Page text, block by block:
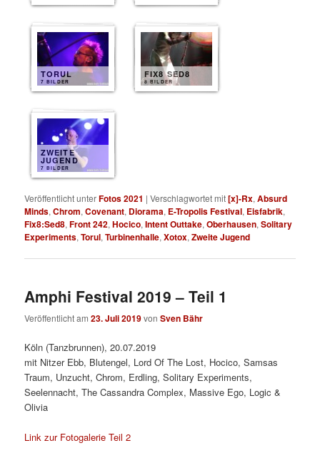
TORUL
7 BILDER
FIX8 SED8
8 BILDER
ZWEITE
JUGEND
7 BILDER
Veröffentlicht unterFotos 2021 |Verschlagwortet mit[x]-Rx,Absurd
Minds,Chrom,Covenant, Diorama, E-Tropolis Festival, Eisfabrik,
Fix8:Sed8,Front 242,Hocico,Intent Outtake,Oberhausen,Solitary
Experiments,Torul,Turbinenhalle,Xotox,Zweite Jugend
Amphi Festival 2019 – Teil 1
Veröffentlicht am23. Juli 2019vonSven Bähr
Köln (Tanzbrunnen), 20.07.2019
mit Nitzer Ebb, Blutengel, Lord Of The Lost, Hocico, Samsas
Traum, Unzucht, Chrom, Erdling, Solitary Experiments,
Seelennacht, The Cassandra Complex, Massive Ego, Logic &
Olivia
Link zur Fotogalerie Teil 2